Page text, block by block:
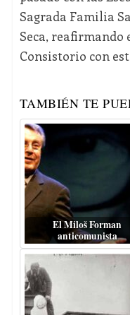
Sagrada Familia
Seca, reafirmando
Consistorio con
TAMBIÉN TE
El Miloš Forman
anticomunista